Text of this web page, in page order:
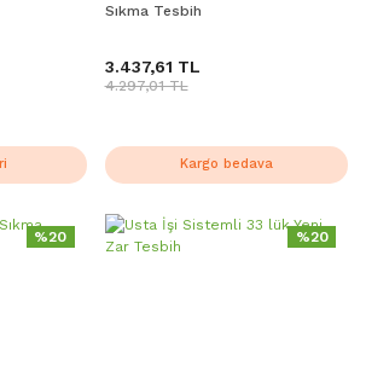
Sıkma Tesbih
3.437,61 TL
4.297,01 TL
Kargo bedava
%20 %20